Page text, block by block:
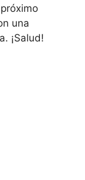
una
¡Salud!